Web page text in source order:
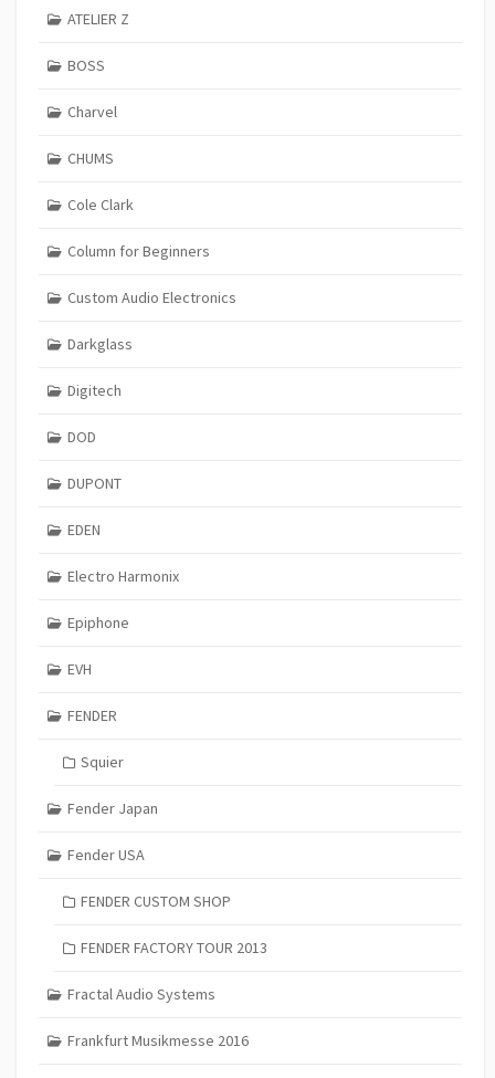
ATELIER Z
BOSS
Charvel
CHUMS
Cole Clark
Column for Beginners
Custom Audio Electronics
Darkglass
Digitech
DOD
DUPONT
EDEN
Electro Harmonix
Epiphone
EVH
FENDER
Squier
Fender Japan
Fender USA
FENDER CUSTOM SHOP
FENDER FACTORY TOUR 2013
Fractal Audio Systems
Frankfurt Musikmesse 2016